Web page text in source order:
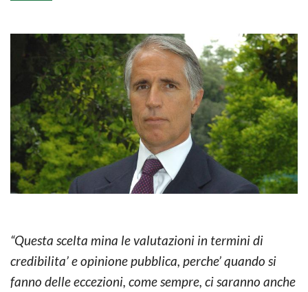
“Questa scelta mina le valutazioni in termini di
credibilita’ e opinione pubblica, perche’ quando si
fanno delle eccezioni, come sempre, ci saranno anche